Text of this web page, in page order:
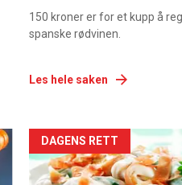
150 kroner er for et kupp å
spanske rødvinen.
Les hele saken
Forsiden
akkurat
DAGENS RETT